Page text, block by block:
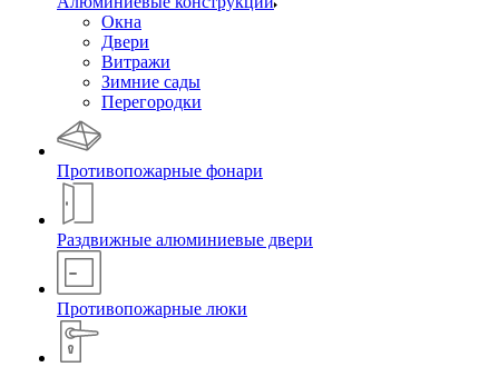
Окна
Двери
Витражи
Зимние сады
Перегородки
Противопожарные фонари
Раздвижные алюминиевые двери
Противопожарные люки